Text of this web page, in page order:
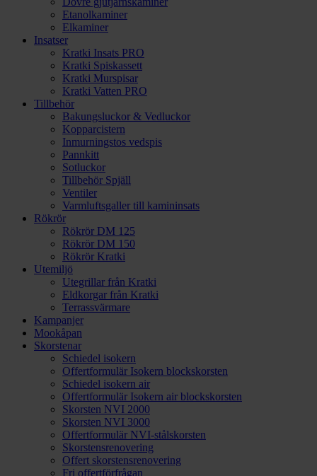
Etanolkaminer
Elkaminer
Insatser
Kratki Insats PRO
Kratki Spiskassett
Kratki Murspisar
Kratki Vatten PRO
Tillbehör
Bakungsluckor & Vedluckor
Kopparcistern
Inmurningstos vedspis
Pannkitt
Sotluckor
Tillbehör Spjäll
Ventiler
Varmluftsgaller till kamininsats
Rökrör
Rökrör DM 125
Rökrör DM 150
Rökrör Kratki
Utemiljö
Utegrillar från Kratki
Eldkorgar från Kratki
Terrassvärmare
Kampanjer
Mookåpan
Skorstenar
Schiedel isokern
Offertformulär Isokern blockskorsten
Schiedel isokern air
Offertformulär Isokern air blockskorsten
Skorsten NVI 2000
Skorsten NVI 3000
Offertformulär NVI-stålskorsten
Skorstensrenovering
Offert skorstensrenovering
Fri offertförfrågan